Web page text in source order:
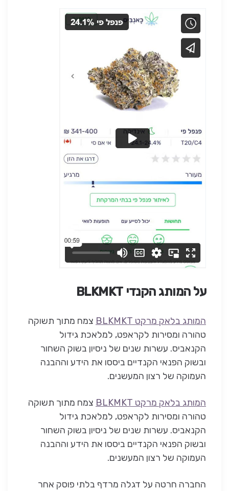
על המותג הקנדי BLKMKT
המותג בלאק מרקט BLKMKT
צמח מתוך תשוקה
טהורה ומסירות לקראפט, למלאכת גידול
הקנאביס. עשרות שנים של ניסיון בשוק השחור
ובשוק הפנאי הקנדיים ביססו את הידע וההבנה
העמוקה של רצון המעשנים.
המותג בלאק מרקט BLKMKT
צמח מתוך תשוקה
טהורה ומסירות לקראפט, למלאכת גידול
הקנאביס. עשרות שנים של ניסיון בשוק השחור
ובשוק הפנאי הקנדיים ביססו את הידע וההבנה
העמוקה של רצון המעשנים.
החברה חרטה על דגלה מרדף בלתי פוסק אחר